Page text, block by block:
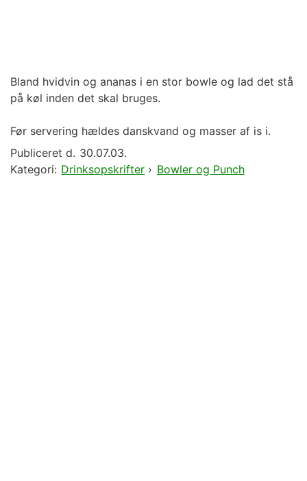
Bland hvidvin og ananas i en stor bowle og lad det stå
på køl inden det skal bruges.
Før servering hældes danskvand og masser af is i.
Publiceret d. 30.07.03.
Kategori: Drinksopskrifter › Bowler og Punch